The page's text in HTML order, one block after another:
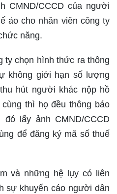
CMND/CCCD của người
ảo cho nhân viên công ty
năng.
ty chọn hình thức ra thông
không giới hạn số lượng
hút người khác nộp hồ
thì họ đều thông báo
đó lấy ảnh CMND/CCCD
để đăng ký mã số thuế
và những hệ lụy có liên
sự khuyến cáo người dân